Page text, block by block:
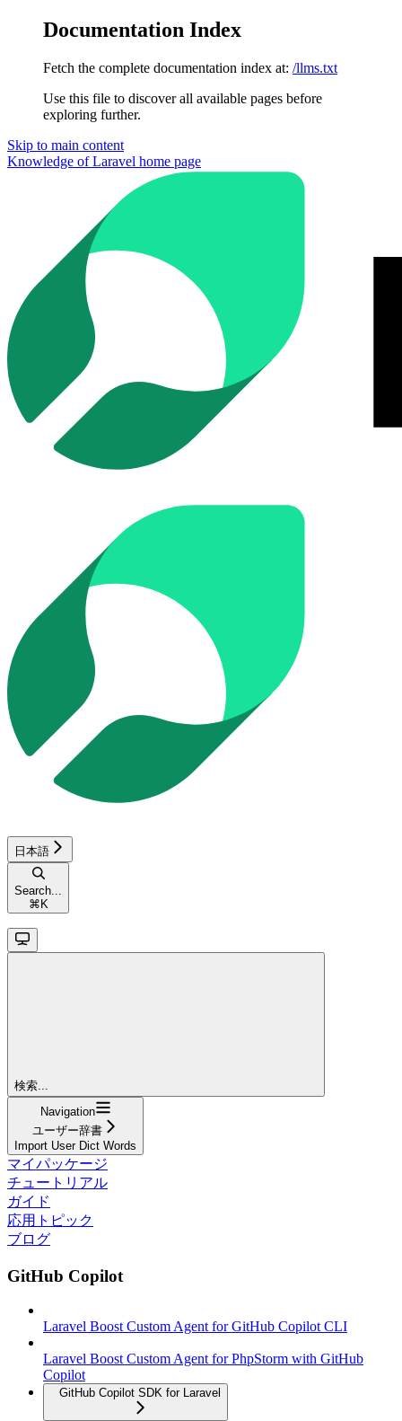
Documentation Index
Fetch the complete documentation index at: /llms.txt
Use this file to discover all available pages before
exploring further.
Skip to main content
Knowledge of Laravel home page
日本語
Search...
⌘ K
検索...
Navigation
ユーザー辞書
Import User Dict Words
マイパッケージ
チュートリアル
ガイド
応用トピック
ブログ
GitHub Copilot
Laravel Boost Custom Agent for GitHub Copilot CLI
Laravel Boost Custom Agent for PhpStorm with GitHub
Copilot
GitHub Copilot SDK for Laravel